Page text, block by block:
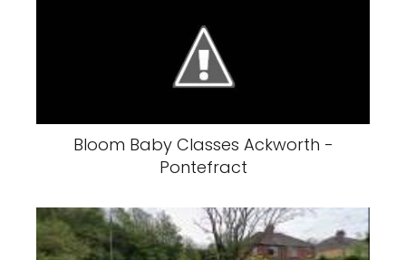
Bloom Baby Classes Ackworth -
Pontefract